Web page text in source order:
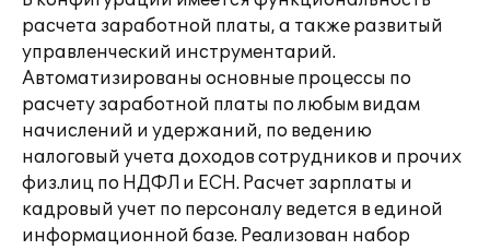
расчета заработной платы, а также развитый
управленческий инструментарий.
Автоматизированы основные процессы по
расчету заработной платы по любым видам
начислений и удержаний, по ведению
налоговый учета доходов сотрудников и прочих
физ.лиц по НДФЛ и ЕСН. Расчет зарплаты и
кадровый учет по персоналу ведется в единой
информационной базе. Реализован набор